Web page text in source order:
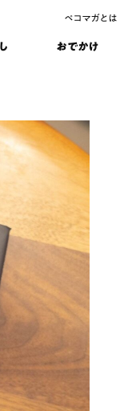
ペコマガとは
おでかけ